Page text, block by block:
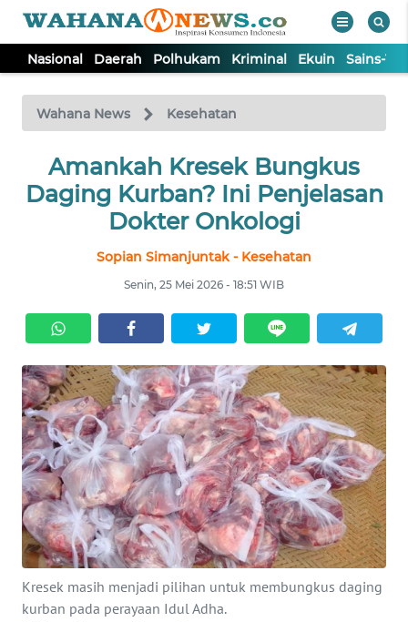
Nasional Daerah Polhukam Kriminal Ekuin Sains-
Wahana News Kesehatan
Amankah Kresek Bungkus
Daging Kurban? Ini Penjelasan
Dokter Onkologi
Sopian Simanjuntak - Kesehatan
Senin, 25 Mei 2026 - 18:51 WIB
Kresek masih menjadi pilihan untuk membungkus daging
kurban pada perayaan Idul Adha.
TV
Tutup
NASIONAL
POLHUKAM
KRIMINAL
EKUIN
SAINS-TEKNO
KESEHATAN
INTERNASIONAL
SERBA-SERBI